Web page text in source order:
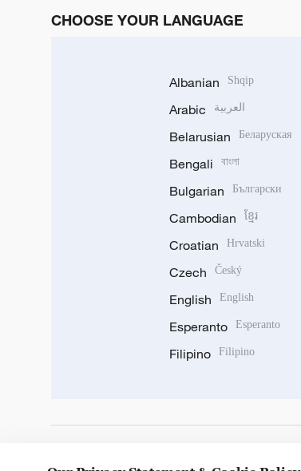
CHOOSE YOUR LANGUAGE
Albanian Shqip
Arabic العربية
Belarusian Беларуская
Bengali বাংলা
Bulgarian Български
Cambodian ខ្មែរ
Croatian Hrvatski
Czech Český
English English
Esperanto Esperanto
Filipino Filipino